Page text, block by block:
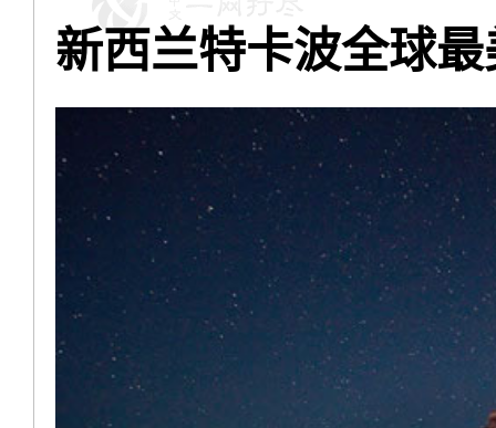
新西兰特卡波全球